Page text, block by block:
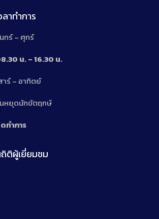
ลาทำการ
ทร์ – ศุกร์
น. – 16.30 น.
าร์ – อาทิตย์
หยุดนักขัตฤกษ์
ทำการ
ติผู้เยี่ยมชม